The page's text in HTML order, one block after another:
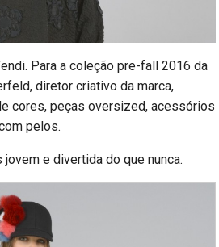
Para a coleção pre-fall 2016 da
diretor criativo da marca,
cores, peças oversized, acessórios
pelos.
e divertida do que nunca.